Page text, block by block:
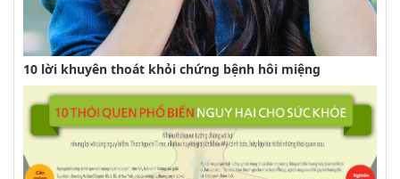
10 lời khuyên thoát khỏi chứng bệnh hôi miệng